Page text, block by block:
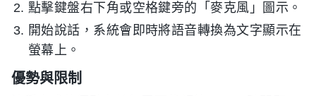
點擊鍵盤右下角或空格鍵旁的「麥克風」圖示。
開始說話，系統會即時將語音轉換為文字顯示在
螢幕上。
優勢與限制